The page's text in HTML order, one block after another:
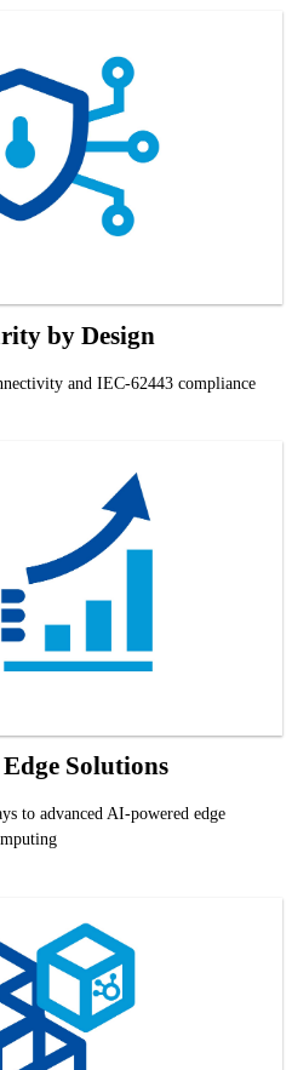
by Design
and IEC-62443 compliance
Solutions
to advanced AI-powered edge